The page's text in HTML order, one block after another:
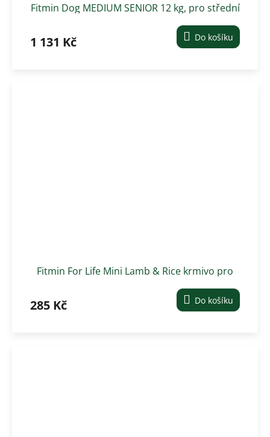
Fitmin Dog MEDIUM SENIOR 12 kg, pro střední
1 131 Kč Do košíku
Fitmin For Life Mini Lamb & Rice krmivo pro
285 Kč Do košíku